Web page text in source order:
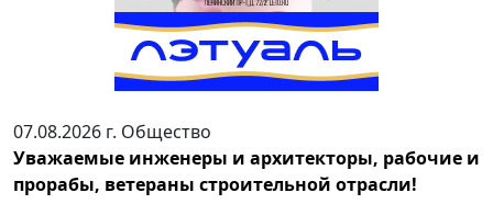
07.08.2026 г. Общество
Уважаемые инженеры и архитекторы, рабочие и
прорабы, ветераны строительной отрасли!